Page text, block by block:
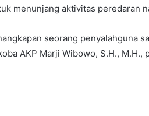
menunjang aktivitas peredaran
seorang penyalahguna
AKP Marji Wibowo, S.H., M.H.,